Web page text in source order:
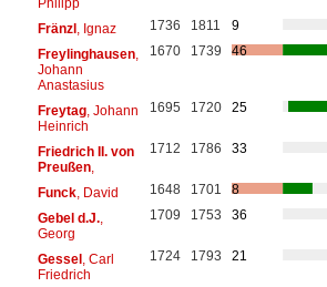
Fränzl, Ignaz 1736 1811
9
Freylinghausen,
Johann
Anastasius
1670 1739 46
Freytag, Johann
Heinrich
1695 1720 25
Friedrich II. von
Preußen,
1712 1786 33
Funck, David 1648 1701
8
Gebel d.J.,
Georg
1709 1753 36
Gessel, Carl
Friedrich
1724 1793 21